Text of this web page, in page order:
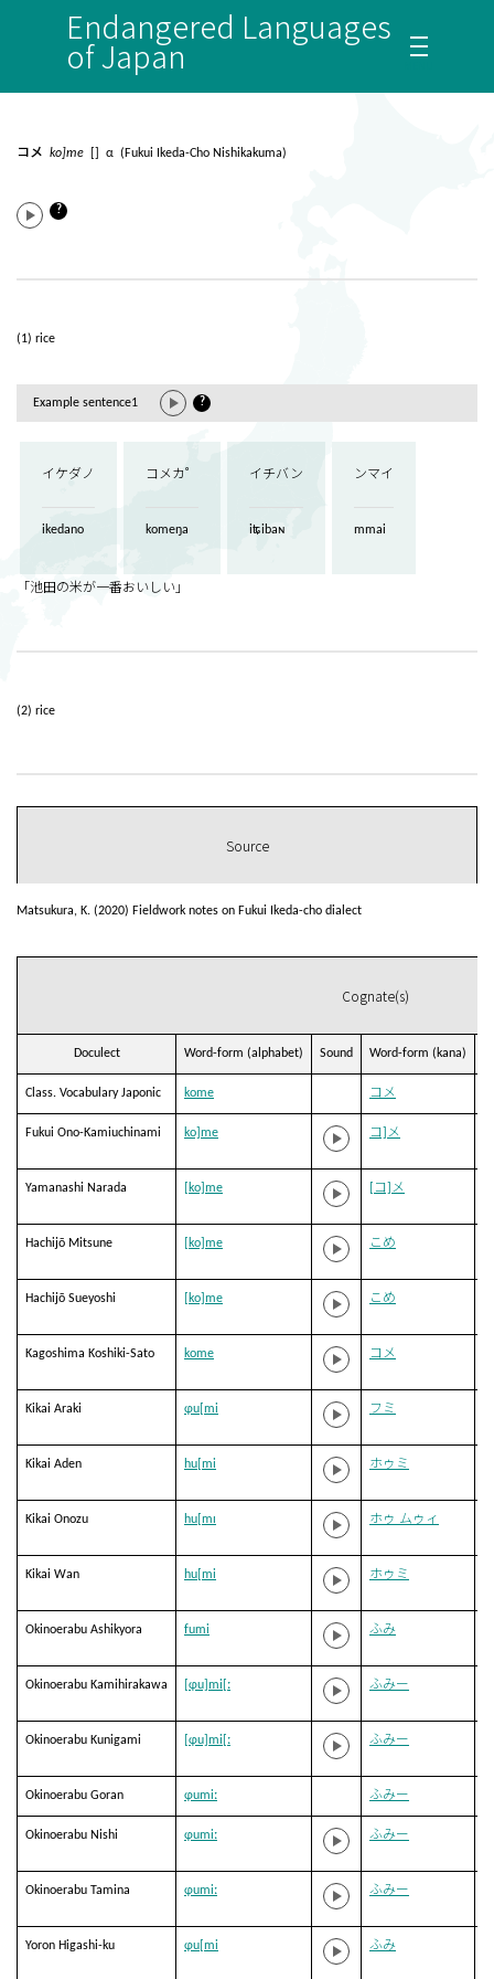
Endangered Languages
of Japan
コメ ko]me [] α (Fukui Ikeda-Cho Nishikakuma)
?
(1) rice
Example sentence1 ?
イケダノ
ikedano
コメカ゜
komeŋa
イチバン
iʨibaɴ
ンマイ
mmai
「池田の米が一番おいしい」
(2) rice
Source
Matsukura, K. (2020) Fieldwork notes on Fukui Ikeda-cho dialect
Cognate(s)
Doculect Word-form (alphabet) Sound Word-form (kana)
Class. Vocabulary Japonic kome コメ
Fukui Ono-Kamiuchinami ko]me コ]メ
Yamanashi Narada [ko]me [コ]メ
Hachijō Mitsune [ko]me こめ
Hachijō Sueyoshi [ko]me こめ
Kagoshima Koshiki-Sato kome コメ
Kikai Araki ɸu[mi フミ
Kikai Aden hu[mi ホゥミ
Kikai Onozu hu[mɪ ホゥ ムゥィ
Kikai Wan hu[mi ホゥミ
Okinoerabu Ashikyora fumi ふみ
Okinoerabu Kamihirakawa [ɸu]mi[ː ふみー
Okinoerabu Kunigami [ɸu]mi[ː ふみー
Okinoerabu Goran ɸumiː ふみー
Okinoerabu Nishi ɸumiː ふみー
Okinoerabu Tamina ɸumiː ふみー
Yoron Higashi-ku ɸu[mi ふみ